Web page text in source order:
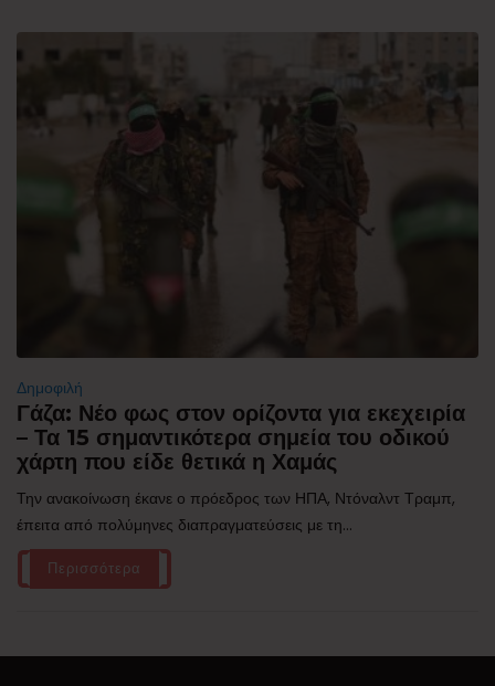
Δημοφιλή
Γάζα: Νέο φως στον ορίζοντα για εκεχειρία
– Τα 15 σημαντικότερα σημεία του οδικού
χάρτη που είδε θετικά η Χαμάς
Την ανακοίνωση έκανε ο πρόεδρος των ΗΠΑ, Ντόναλντ Τραμπ,
έπειτα από πολύμηνες διαπραγματεύσεις με τη...
Περισσότερα